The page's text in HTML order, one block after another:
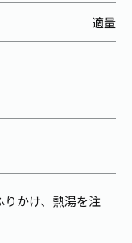
適量
りかけ、熱湯を注